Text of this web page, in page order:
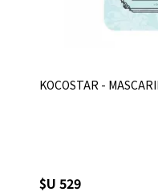
KOCOSTAR -
$U 529